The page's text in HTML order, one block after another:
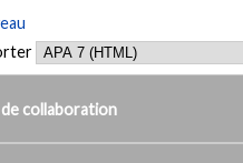
de collaboration